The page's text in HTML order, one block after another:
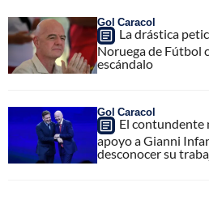
Gol Caracol
La drástica
Noruega de Fútbol
escándalo
Gol Caracol
El contundente
apoyo a Gianni
desconocer su